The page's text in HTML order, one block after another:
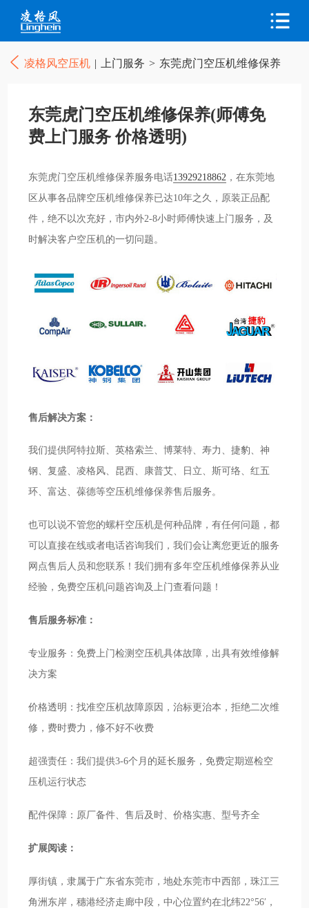
凌格风空压机 | 上门服务 > 东莞虎门空压机维修保养
东莞虎门空压机维修保养(师傅免
费上门服务 价格透明)
东莞虎门空压机维修保养服务电话13929218862 ，在东莞地
区从事各品牌空压机维修保养已达10年之久，原装正品配
件，绝不以次充好，市内外2-8小时师傅快速上门服务，及
时解决客户空压机的一切问题。
售后解决方案：
我们提供阿特拉斯、英格索兰、博莱特、寿力、捷豹、神
钢、复盛、凌格风、昆西、康普艾、日立、斯可络、红五
环、富达、葆德等空压机维修保养售后服务。
也可以说不管您的螺杆空压机是何种品牌，有任何问题，都
可以直接在线或者电话咨询我们，我们会让离您更近的服务
网点售后人员和您联系！我们拥有多年空压机维修保养从业
经验，免费空压机问题咨询及上门查看问题！
售后服务标准：
专业服务：免费上门检测空压机具体故障，出具有效维修解
决方案
价格透明：找准空压机故障原因，治标更治本，拒绝二次维
修，费时费力，修不好不收费
超强责任：我们提供3-6个月的延长服务，免费定期巡检空
压机运行状态
配件保障：原厂备件、售后及时、价格实惠、型号齐全
扩展阅读：
厚街镇，隶属于广东省东莞市，地处东莞市中西部，珠江三
角洲东岸，穗港经济走廊中段，中心位置约在北纬22°56′，